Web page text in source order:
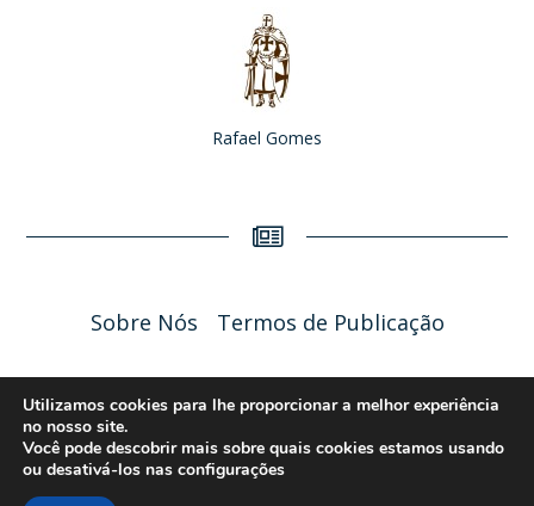
Rafael Gomes
Sobre Nós Termos de Publicação
Liceu Online 2026 - Política de Privacidade
Utilizamos cookies para lhe proporcionar a melhor experiência
no nosso site.
Você pode descobrir mais sobre quais cookies estamos usando
ou desativá-los nas configurações